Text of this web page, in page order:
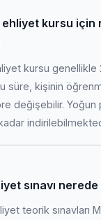
kursu için
kursu genellikle
süre, kişinin
değişebilir. Yoğun
sınavı nerede
teorik sınavları